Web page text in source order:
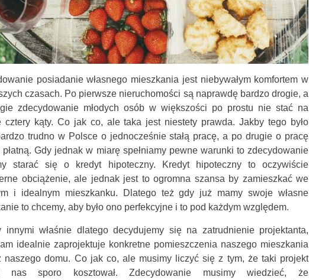
posiadanie własnego mieszkania jest niebywałym komfortem w
czasach. Po pierwsze nieruchomości są naprawdę bardzo drogie, a
zdecydowanie młodych osób w większości po prostu nie stać na
cztery kąty. Co jak co, ale taka jest niestety prawda. Jakby tego było
trudno w Polsce o jednocześnie stałą pracę, a po drugie o pracę
płatną. Gdy jednak w miarę spełniamy pewne warunki to zdecydowanie
starać się o kredyt hipoteczny. Kredyt hipoteczny to oczywiście
obciążenie, ale jednak jest to ogromna szansa by zamieszkać we
i idealnym mieszkanku. Dlatego też gdy już mamy swoje własne
to chcemy, aby było ono perfekcyjne i to pod każdym względem.
innymi właśnie dlatego decydujemy się na zatrudnienie projektanta,
idealnie zaprojektuje konkretne pomieszczenia naszego mieszkania
naszego domu. Co jak co, ale musimy liczyć się z tym, że taki projekt
nas sporo kosztował. Zdecydowanie musimy wiedzieć, że